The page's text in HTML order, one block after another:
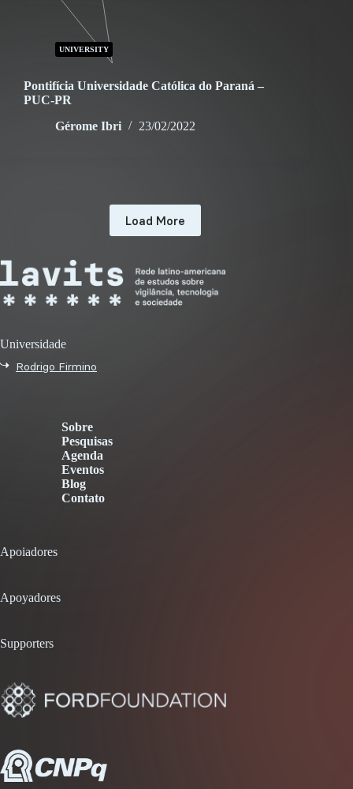
UNIVERSITY
Pontifícia Universidade Católica do Paraná –
PUC-PR
Gérome Ibri
23/02/2022
Load More
Universidade
Rodrigo Firmino
Sobre
Pesquisas
Agenda
Eventos
Blog
Contato
Apoiadores
Apoyadores
Supporters